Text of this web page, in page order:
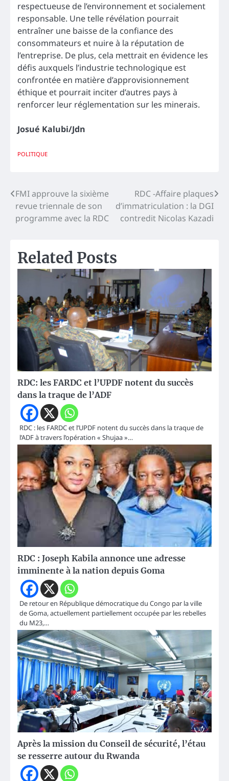
respectueuse de l’environnement et socialement
responsable. Une telle révélation pourrait
entraîner une baisse de la confiance des
consommateurs et nuire à la réputation de
l’entreprise. De plus, cela mettrait en évidence les
défis auxquels l’industrie technologique est
confrontée en matière d’approvisionnement
éthique et pourrait inciter d’autres pays à
renforcer leur réglementation sur les minerais.
Josué Kalubi/Jdn
POLITIQUE
Navigation
de
FMI approuve la sixième
revue triennale de son
programme avec la RDC
RDC -Affaire plaques
d’immatriculation : la DGI
contredit Nicolas Kazadi
Related Posts
RDC: les FARDC et l’UPDF notent du succès
dans la traque de l’ADF
RDC : les FARDC et l’UPDF notent du succès dans la traque de
l’ADF à travers l’opération « Shujaa »…
RDC : Joseph Kabila annonce une adresse
imminente à la nation depuis Goma
De retour en République démocratique du Congo par la ville
de Goma, actuellement partiellement occupée par les rebelles
du M23,…
Après la mission du Conseil de sécurité, l’étau
se resserre autour du Rwanda